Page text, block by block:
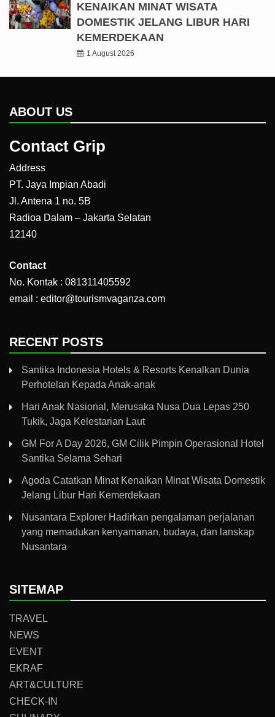
KENAIKAN MINAT WISATA
DOMESTIK JELANG LIBUR HARI
KEMERDEKAAN
1 August 2026
ABOUT US
Contact Grip
Address
PT. Jaya Impian Abadi
Jl. Antena 1 no. 5B
Radioa Dalam – Jakarta Selatan
12140
Contact
No. Kontak : 081311405592
email : editor@tourismvaganza.com
RECENT POSTS
Santika Indonesia Hotels & Resorts Kenalkan Dunia
Perhotelan Kepada Anak-anak
Hari Anak Nasional, Merusaka Nusa Dua Lepas 250
Tukik, Jaga Kelestarian Laut
GM For A Day 2026, GM Cilik Pimpin Operasional Hotel
Santika Selama Sehari
Agoda Catatkan Minat Kenaikan Minat Wisata Domestik
Jelang Libur Hari Kemerdekaan
Nusantara Explorer Hadirkan pengalaman perjalanan
yang memadukan kenyamanan, budaya, dan lanskap
Nusantara
SITEMAP
TRAVEL
NEWS
EVENT
EKRAF
ART&CULTURE
CHECK-IN